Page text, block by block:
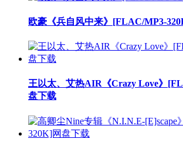
欧豪《兵自风中来》[FLAC/MP3-
王以太、艾热AIR《Crazy Love》
盘下载